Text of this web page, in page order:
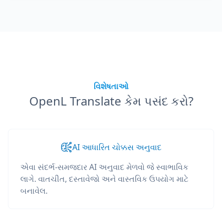
વિશેષતાઓ
OpenL Translate કેમ પસંદ કરો?
AI આધારિત ચોક્કસ અનુવાદ
એવા સંદર્ભ-સમજદાર AI અનુવાદ મેળવો જે સ્વાભાવિક
લાગે. વાતચીત, દસ્તાવેજો અને વાસ્તવિક ઉપયોગ માટે
બનાવેલ.